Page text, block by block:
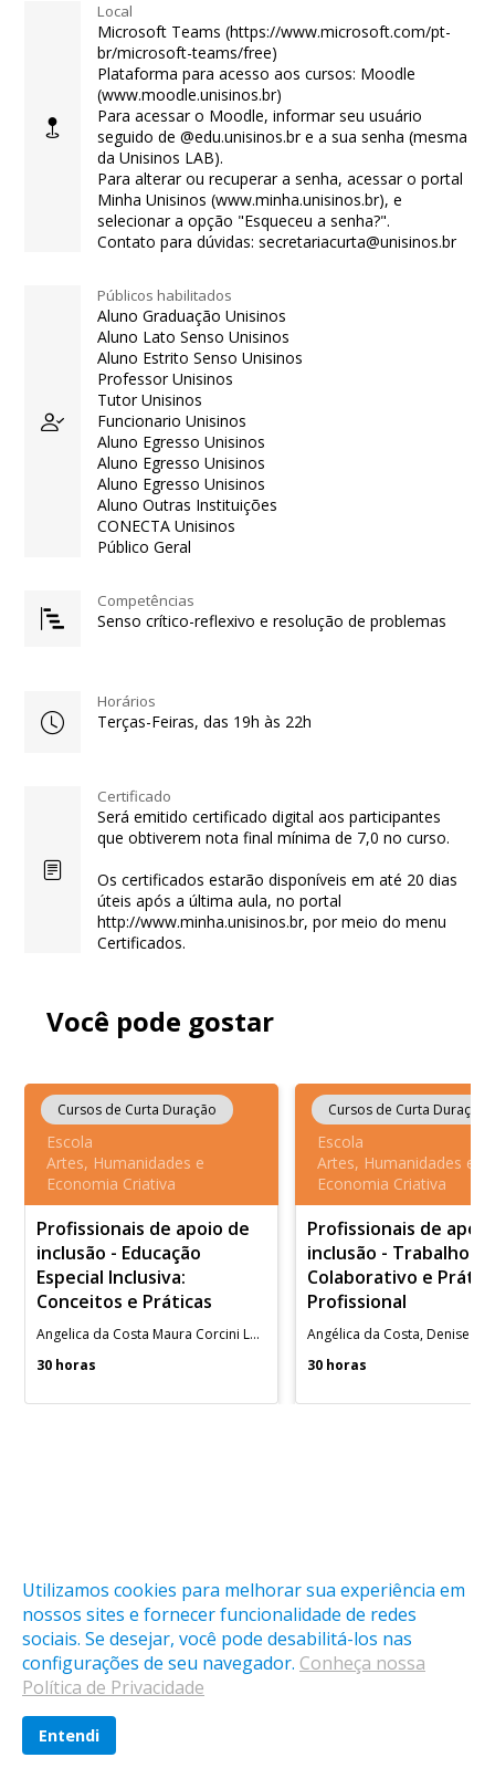
Local
Microsoft Teams (https://www.microsoft.com/pt-
br/microsoft-teams/free)
Plataforma para acesso aos cursos: Moodle
(www.moodle.unisinos.br)
Para acessar o Moodle, informar seu usuário
seguido de @edu.unisinos.br e a sua senha (mesma
da Unisinos LAB).
Para alterar ou recuperar a senha, acessar o portal
Minha Unisinos (www.minha.unisinos.br), e
selecionar a opção "Esqueceu a senha?".
Contato para dúvidas: secretariacurta@unisinos.br
Públicos habilitados
Aluno Graduação Unisinos
Aluno Lato Senso Unisinos
Aluno Estrito Senso Unisinos
Professor Unisinos
Tutor Unisinos
Funcionario Unisinos
Aluno Egresso Unisinos
Aluno Egresso Unisinos
Aluno Egresso Unisinos
Aluno Outras Instituições
CONECTA Unisinos
Público Geral
Competências
Senso crítico-reflexivo e resolução de problemas
Horários
Terças-Feiras, das 19h às 22h
Certificado
Será emitido certificado digital aos participantes
que obtiverem nota final mínima de 7,0 no curso.
Os certificados estarão disponíveis em até 20 dias
úteis após a última aula, no portal
http://www.minha.unisinos.br, por meio do menu
Certificados.
Você pode gostar
Cursos de Curta Duração
Escola
Artes, Humanidades e
Economia Criativa
Profissionais de apoio de
inclusão - Educação
Especial Inclusiva:
Conceitos e Práticas
Angelica da Costa Maura Corcini Lopes
30 horas
Cursos de Curta Duração
Escola
Artes, Humanidades e
Economia Criativa
Profissionais de
inclusão - Trabalho
Colaborativo e
Profissional
30 horas
O cadastro na LAB é gratuito, mas algumas atividades são
pagas, confira na descrição de cada uma delas.
Utilizamos cookies para melhorar sua experiência em
nossos sites e fornecer funcionalidade de redes
sociais. Se desejar, você pode desabilitá-los nas
configurações de seu navegador. Conheça nossa
Política de Privacidade
Entendi